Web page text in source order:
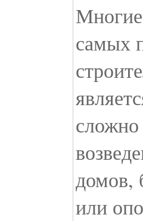
самых
сложно
домов,
или